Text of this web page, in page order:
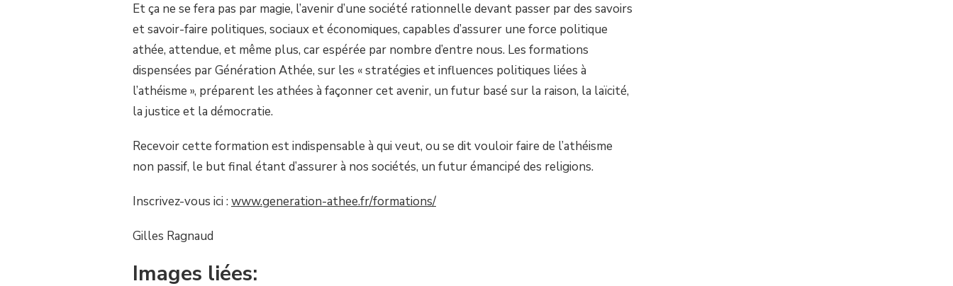
Et ça ne se fera pas par magie, l’avenir d’une société rationnelle devant passer par des savoirs
et savoir-faire politiques, sociaux et économiques, capables d’assurer une force politique
athée, attendue, et même plus, car espérée par nombre d’entre nous. Les formations
dispensées par Génération Athée, sur les « stratégies et influences politiques liées à
l’athéisme », préparent les athées à façonner cet avenir, un futur basé sur la raison, la laïcité,
la justice et la démocratie.
Recevoir cette formation est indispensable à qui veut, ou se dit vouloir faire de l’athéisme
non passif, le but final étant d’assurer à nos sociétés, un futur émancipé des religions.
Inscrivez-vous ici : www.generation-athee.fr/formations/
Gilles Ragnaud
Images liées: